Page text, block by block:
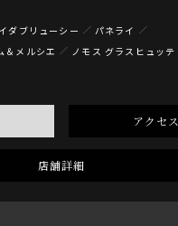
ダブリューシー
パネライ
＆メルシエ ノモス グラスヒュッテ
アクセス
店舗詳細